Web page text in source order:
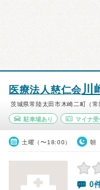
医療法人慈仁会 川
茨城県常陸太田市木崎二町（常
駐車場あり マイナ受
土曜（〜18:00） 朝
0